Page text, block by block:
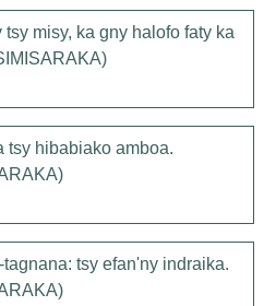
misy, ka gny halofo faty ka
tsy hibabiako amboa.
tsy efan'ny indraika.